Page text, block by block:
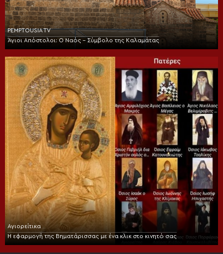
PEMPTOUSIA TV
Άγιοι Απόστολοι: Ο Ναός – Σύμβολο της Καλαμάτας
Αγιορείτικα
Η εφαρμογή της Βηματάρισσας με ένα κλικ στο κινητό σας